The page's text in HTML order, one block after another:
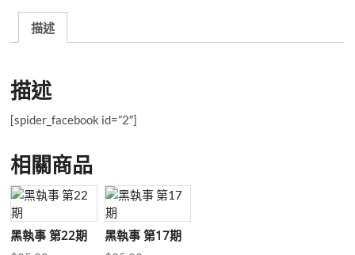
數
描述
描述
[spider_facebook id=”2″]
相關商品
黑執事 第22期 黑執事 第17期